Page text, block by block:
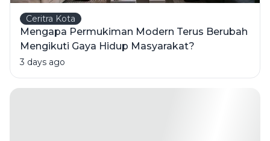
Ceritra Kota
Mengapa Permukiman Modern Terus Berubah
Mengikuti Gaya Hidup Masyarakat?
3 days ago